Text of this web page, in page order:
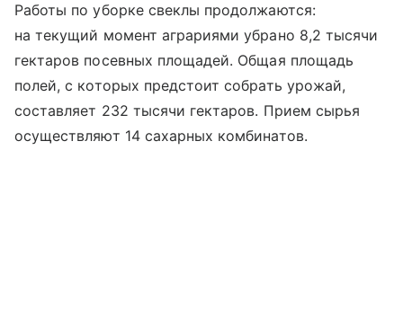
Работы по уборке свеклы продолжаются:
на текущий момент аграриями убрано 8,2 тысячи
гектаров посевных площадей. Общая площадь
полей, с которых предстоит собрать урожай,
составляет 232 тысячи гектаров. Прием сырья
осуществляют 14 сахарных комбинатов.